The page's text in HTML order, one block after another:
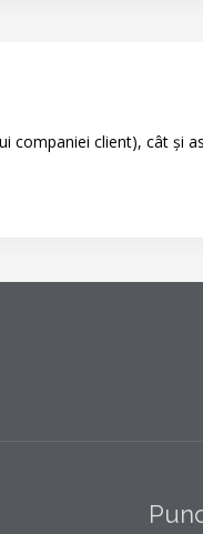
companiei client), cât și